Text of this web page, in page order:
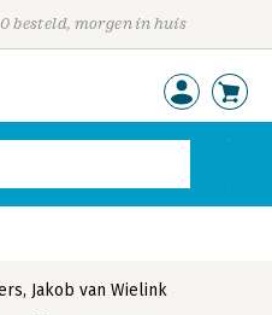
besteld, morgen in huis
, Jakob van Wielink